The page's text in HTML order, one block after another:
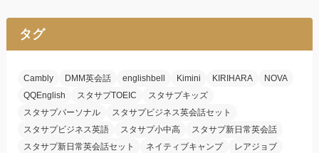
タグ
Cambly DMM英会話 englishbell Kimini KIRIHARA
NOVA
QQEnglish
スタサプTOEIC
スタサプキッズ
スタサプパーソナル
スタサプビジネス英会話セット
スタサプビジネス英語
スタサプ小中高
スタサプ新日常英会話
スタサプ新日常英会話セット
ネイティブキャンプ
レアジョブ